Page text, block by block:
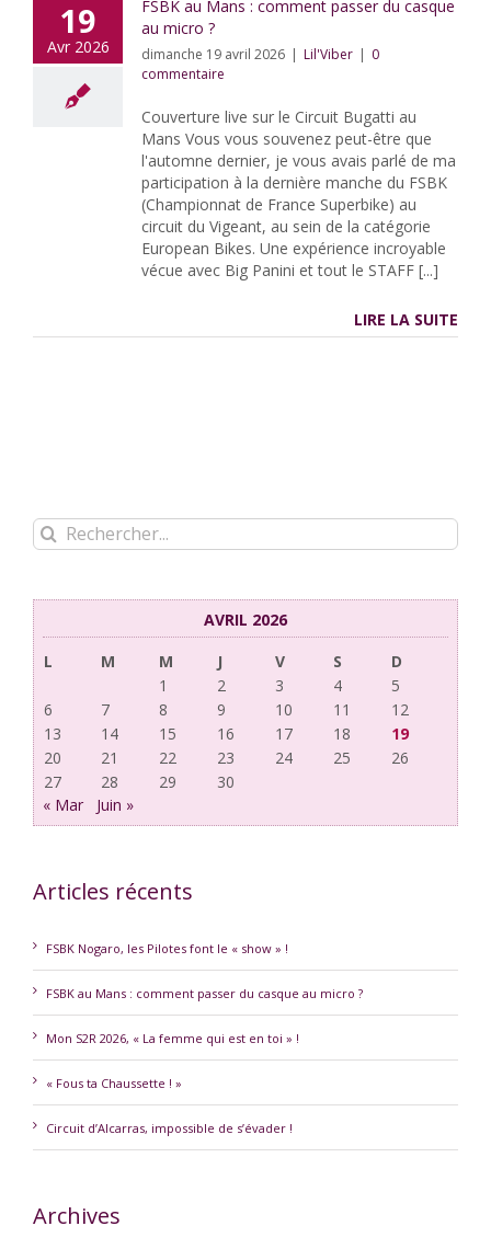
19
Avr 2026
FSBK au Mans : comment passer du casque
au micro ?
dimanche 19 avril 2026 | Lil'Viber | 0
commentaire
Couverture live sur le Circuit Bugatti au
Mans Vous vous souvenez peut-être que
l'automne dernier, je vous avais parlé de ma
participation à la dernière manche du FSBK
(Championnat de France Superbike) au
circuit du Vigeant, au sein de la catégorie
European Bikes. Une expérience incroyable
vécue avec Big Panini et tout le STAFF [...]
LIRE LA SUITE
Rechercher:
AVRIL 2026
L
M M J V S
D
1
2 3 4
5
6
7 8 9 10 11
12
13
14 15 16 17 18
19
20
21 22 23 24 25
26
27
28 29
30
« Mar
Juin »
Articles récents
FSBK Nogaro, les Pilotes font le « show » !
FSBK au Mans : comment passer du casque au micro ?
Mon S2R 2026, « La femme qui est en toi » !
« Fous ta Chaussette ! »
Circuit d’Alcarras, impossible de s’évader !
Archives